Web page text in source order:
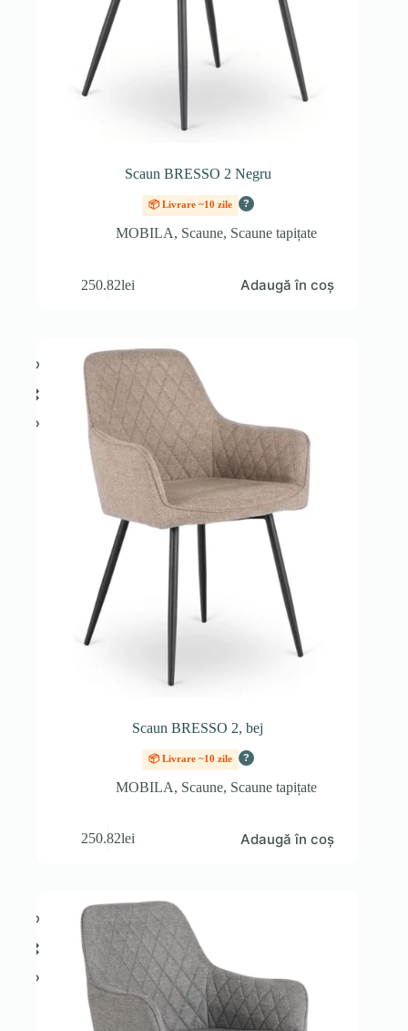
Scaun BRESSO 2 Negru
📦 Livrare ~10 zile ?
MOBILA, Scaune, Scaune tapițate
250.82lei Adaugă în coș
Scaun BRESSO 2, bej
📦 Livrare ~10 zile ?
MOBILA, Scaune, Scaune tapițate
250.82lei Adaugă în coș